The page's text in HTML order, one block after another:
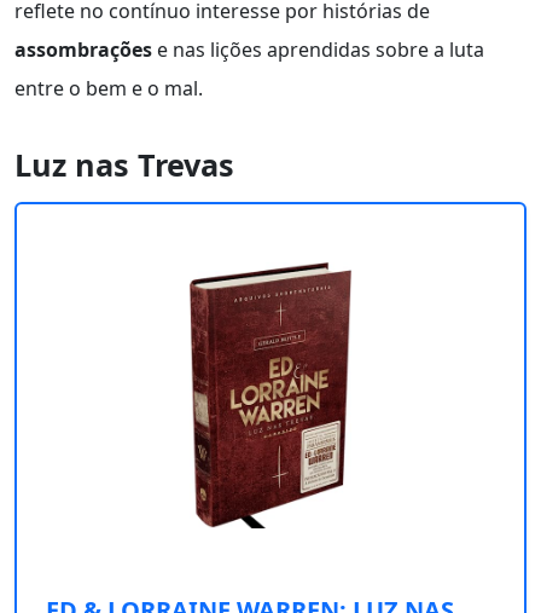
reflete no contínuo interesse por histórias de
assombrações e nas lições aprendidas sobre a luta
entre o bem e o mal.
Luz nas Trevas